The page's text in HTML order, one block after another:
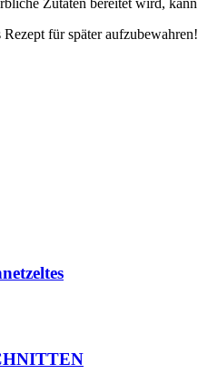
Rezept für später aufzubewahren!